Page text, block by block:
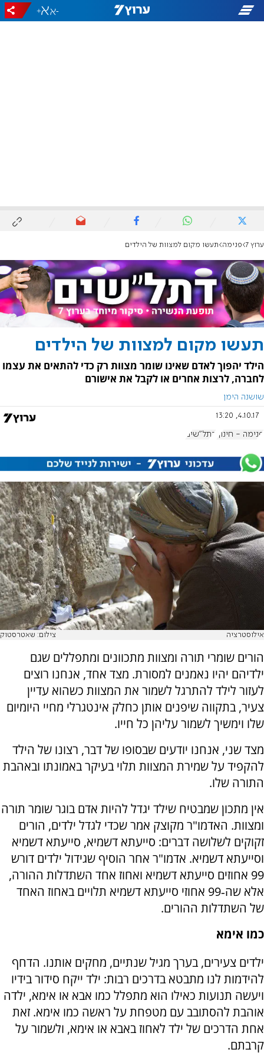
-
+
ערוץ 7 פנימה תעשו מקום למצוות של הילדים
תעשו מקום למצוות של הילדים
הילד יהפוך לאדם שאינו שומר מצוות רק כדי להתאים את עצמו
לחברה, לרצות אחרים או לקבל את אישורם
שושנה הימן
4.10.17, 13:20
פנימה - חינוך דתל"שים
אילוסטרציה צילום: שאטרסטוק
הורים שומרי תורה ומצוות מתכוונים ומתפללים שגם
ילדיהם יהיו נאמנים למסורת. מצד אחד, אנחנו רוצים
לעזור לילד להתרגל לשמור את המצוות כשהוא עדיין
צעיר, בתקווה שיפנים אותן כחלק אינטגרלי מחיי היומיום
שלו וימשיך לשמור עליהן כל חייו.
מצד שני, אנחנו יודעים שבסופו של דבר, רצונו של הילד
להקפיד על שמירת המצוות תלוי בעיקר באמונתו ובאהבת
התורה שלו.
אין מתכון שמבטיח שילד יגדל להיות אדם בוגר שומר תורה
ומצוות. האדמו"ר מקוצק אמר שכדי לגדל ילדים, הורים
זקוקים לשלושה דברים: סייעתא דשמיא, סייעתא דשמיא
וסייעתא דשמיא. אדמו"ר אחר הוסיף שגידול ילדים דורש
99 אחוזים סייעתא דשמיא ואחוז אחד השתדלות ההורה,
אלא שה‑99 אחוזי סייעתא דשמיא תלויים באחוז האחד
של השתדלות ההורים.
כמו אימא
ילדים צעירים, בערך מגיל שנתיים, מחקים אותנו. הדחף
להידמות לנו מתבטא בדרכים רבות: ילד ייקח סידור בידיו
ויעשה תנועות כאילו הוא מתפלל כמו אבא או אימא, ילדה
אוהבת להסתובב עם מטפחת על ראשה כמו אימא. זאת
אחת הדרכים של ילד לאחוז באבא או אימא, ולשמור על
קרבתם.